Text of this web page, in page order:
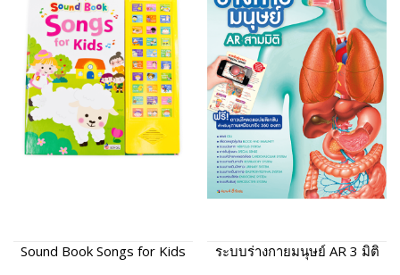
Sound Book Songs for Kids
ระบบร่างกายมนุษย์ AR 3 มิติ